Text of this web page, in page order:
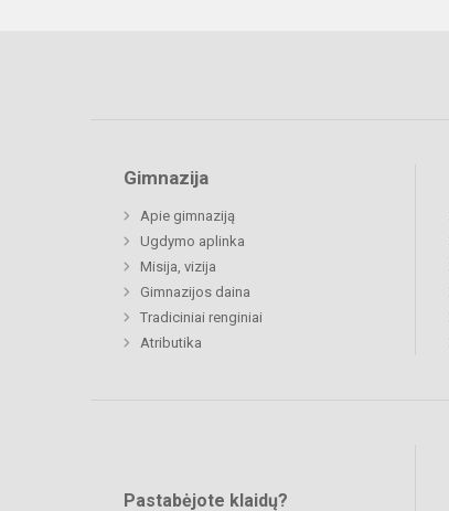
Gimnazija
Apie gimnaziją
Ugdymo aplinka
Misija, vizija
Gimnazijos daina
Tradiciniai renginiai
Atributika
Pastabėjote klaidų?